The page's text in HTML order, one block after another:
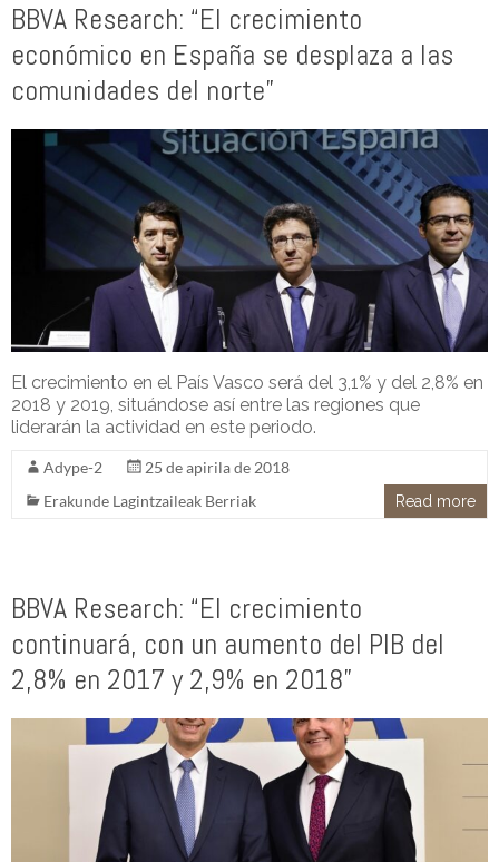
BBVA Research: “El crecimiento
económico en España se desplaza a las
comunidades del norte”
El crecimiento en el País Vasco será del 3,1% y del 2,8% en
2018 y 2019, situándose así entre las regiones que
liderarán la actividad en este periodo.
Adype-2
25 de apirila de 2018
Erakunde Lagintzaileak Berriak
Read more
BBVA Research: “El crecimiento
continuará, con un aumento del PIB del
2,8% en 2017 y 2,9% en 2018”